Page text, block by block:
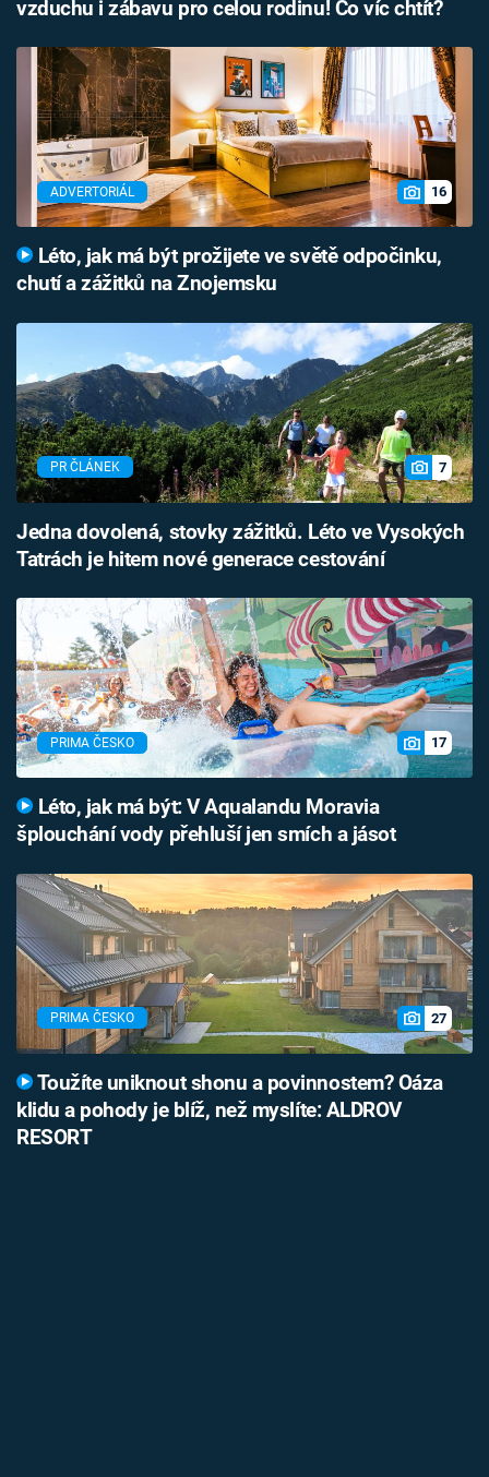
vzduchu i zábavu pro celou rodinu! Co víc chtít?
ADVERTORIÁL 16
Léto, jak má být prožijete ve světě odpočinku,
chutí a zážitků na Znojemsku
PR ČLÁNEK 7
Jedna dovolená, stovky zážitků. Léto ve Vysokých
Tatrách je hitem nové generace cestování
PRIMA ČESKO 17
Léto, jak má být: V Aqualandu Moravia
šplouchání vody přehluší jen smích a jásot
PRIMA ČESKO 27
Toužíte uniknout shonu a povinnostem? Oáza
klidu a pohody je blíž, než myslíte: ALDROV
RESORT